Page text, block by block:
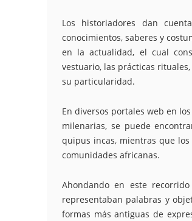
Los historiadores dan
conocimientos, saberes y
en la actualidad, el cual
vestuario, las prácticas
su particularidad.
En diversos portales web en
milenarias, se puede
quipus incas, mientras que
comunidades africanas.
Ahondando en este
representaban palabras y
formas más antiguas de